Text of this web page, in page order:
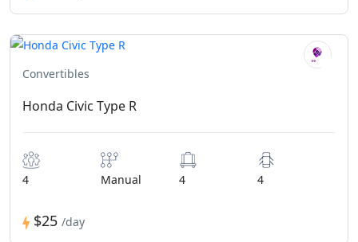
Convertibles
Honda Civic Type R
4 Manual 4 4
$25 /day